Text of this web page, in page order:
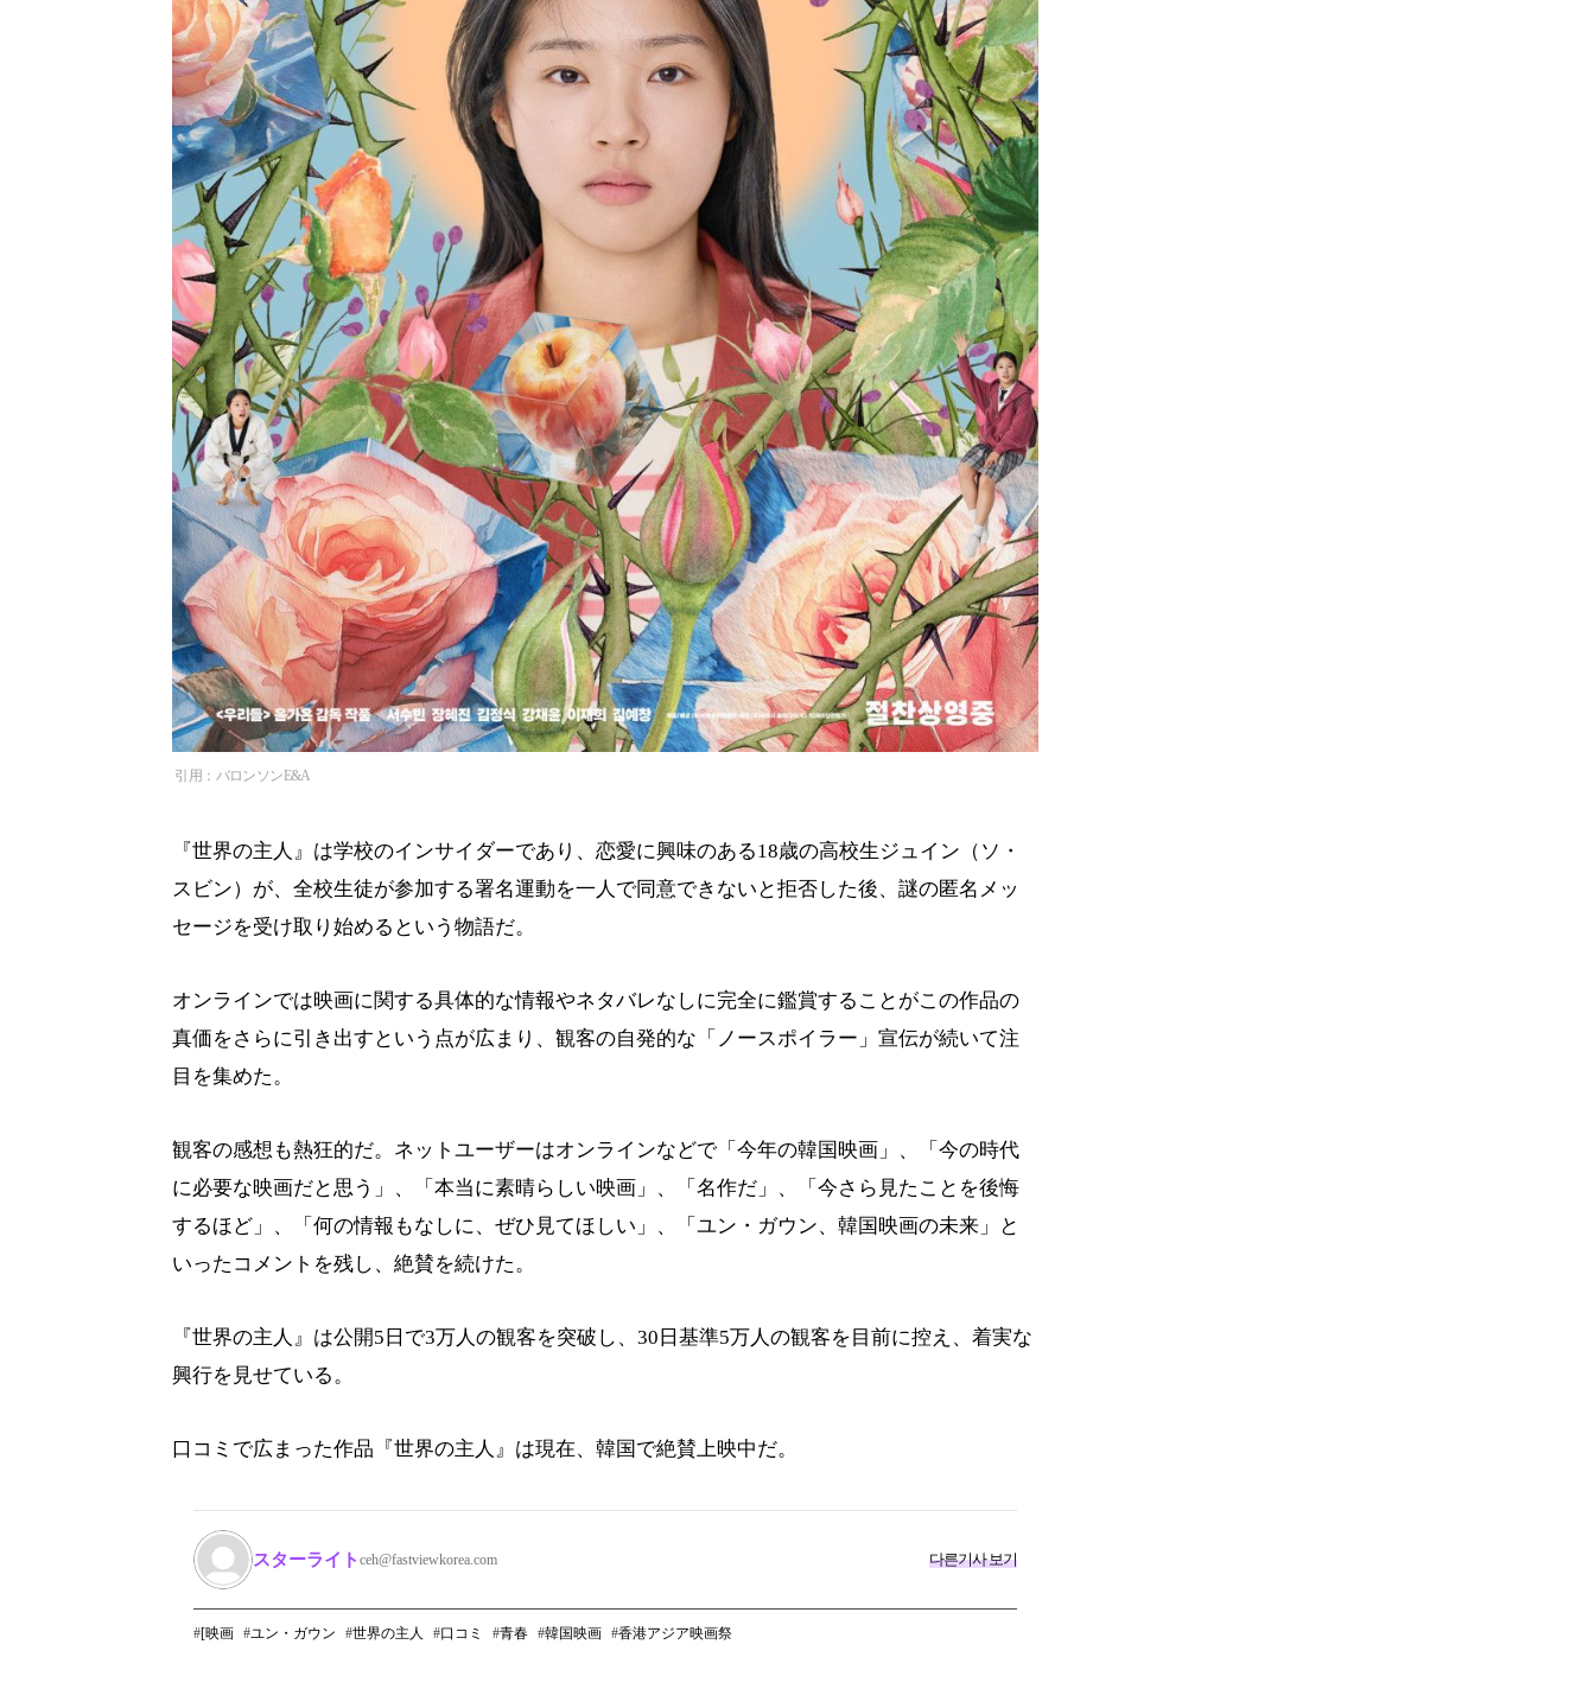
引用：バロンソンE&A
『世界の主人』は学校のインサイダーであり、恋愛に興味のある18歳の高校生ジュイン（ソ・
スビン）が、全校生徒が参加する署名運動を一人で同意できないと拒否した後、謎の匿名メッ
セージを受け取り始めるという物語だ。
オンラインでは映画に関する具体的な情報やネタバレなしに完全に鑑賞することがこの作品の
真価をさらに引き出すという点が広まり、観客の自発的な「ノースポイラー」宣伝が続いて注
目を集めた。
観客の感想も熱狂的だ。ネットユーザーはオンラインなどで「今年の韓国映画」、「今の時代
に必要な映画だと思う」、「本当に素晴らしい映画」、「名作だ」、「今さら見たことを後悔
するほど」、「何の情報もなしに、ぜひ見てほしい」、「ユン・ガウン、韓国映画の未来」と
いったコメントを残し、絶賛を続けた。
『世界の主人』は公開5日で3万人の観客を突破し、30日基準5万人の観客を目前に控え、着実な
興行を見せている。
口コミで広まった作品『世界の主人』は現在、韓国で絶賛上映中だ。
スターライト ceh@fastviewkorea.com 다른기사 보기
[映画 ユン・ガウン 世界の主人 口コミ 青春 韓国映画 香港アジア映画祭